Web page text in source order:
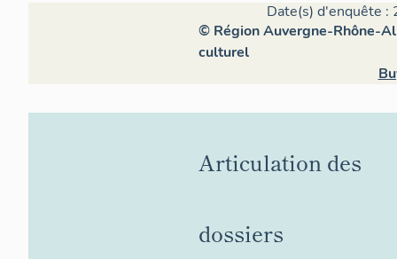
Date(s) d'enquête :
© Région Auvergne-Rhône-
culturel
Articulation des
dossiers